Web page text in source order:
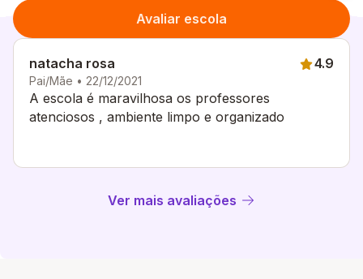
Avaliar escola
natacha rosa
Pai/Mãe • 22/12/2021
4.9
A escola é maravilhosa os professores
atenciosos , ambiente limpo e organizado
Ver mais avaliações